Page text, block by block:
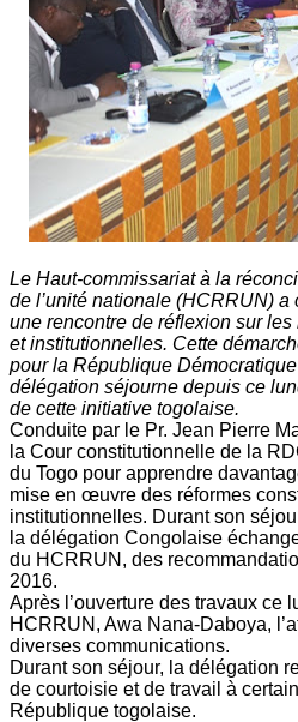
Le Haut-commissariat à la
de l’unité nationale (HCRRUN)
une rencontre de réflexion sur
et institutionnelles. Cette
pour la République
délégation séjourne depuis ce
de cette initiative togolaise.
Conduite par le Pr. Jean Pierre
la Cour constitutionnelle de la
du Togo pour apprendre
mise en œuvre des réformes
institutionnelles. Durant son
la délégation Congolaise
du HCRRUN, des
2016.
Après l’ouverture des travaux ce
HCRRUN, Awa Nana-Daboya,
diverses communications.
Durant son séjour, la délégation
de courtoisie et de travail à
République togolaise.